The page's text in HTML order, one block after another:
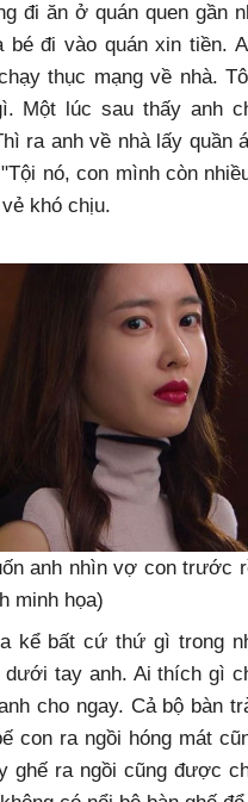
đi ăn ở quán quen gần
bé đi vào quán xin tiền.
thục mạng về nhà.
Một lúc sau thấy anh
ra anh về nhà lấy quần
nó, con mình còn
khó chịu.
anh nhìn vợ con trước
minh họa)
kể bất cứ thứ gì trong
dưới tay anh. Ai thích gì
cho ngay. Cả bộ bàn
con ra ngồi hóng mát
ghế ra ngồi cũng được